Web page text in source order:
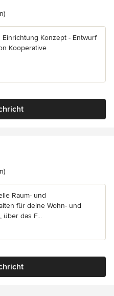
von 5 Sternen
Konzept - Entwurf
Kooperative
von 5 Sternen
Raum- und
für deine Wohn- und
über das F...